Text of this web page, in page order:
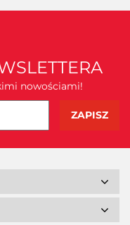
nowościami!